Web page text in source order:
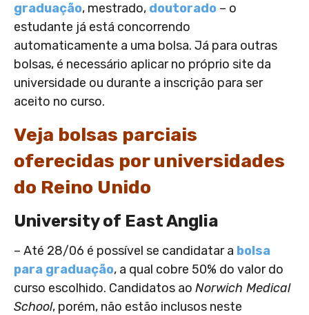
graduação, mestrado, doutorado – o
estudante já está concorrendo
automaticamente a uma bolsa. Já para outras
bolsas, é necessário aplicar no próprio site da
universidade ou durante a inscrição para ser
aceito no curso.
Veja bolsas parciais
oferecidas por universidades
do Reino Unido
University of East Anglia
– Até 28/06 é possível se candidatar a bolsa
para graduação, a qual cobre 50% do valor do
curso escolhido. Candidatos ao Norwich Medical
School, porém, não estão inclusos neste